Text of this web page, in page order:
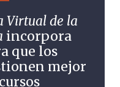
Virtual de la
incorpora
que los
mejor